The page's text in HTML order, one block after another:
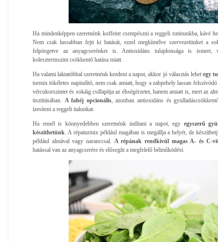
Ha mindenképpen szeretnénk koffeint csempészni a reggeli rutinunkba, kávé
Nem csak lassabban fejti ki hatását, ezzel megkímélve szervezetünket a
felpörgetve az anyagcserénket is. Antioxidáns tulajdonsága is ismert,
koleszterinszint csökkentő hatása miatt.
Ha valami laktatóbbal szeretnénk kezdeni a napot, akkor jó választás lehetegy
turmix tökéletes napindító, nem csak amiatt, hogy a zabpehely lassan
vércukorszintet és sokáig csillapítja az éhségérzetet, hanem amiatt is, mert az
tisztításában.
A fahéj opcionális, azonban antioxidáns és
ízesíteni a reggeli italunkat.
Ha ennél is könnyedebben szeretnénk indítani a napot, egy egyszerű
készíthetünk . A répaturmix például magában is megállja a helyét, de
például almával vagy naranccsal.
A répának rendkívül magas A- és C-
hatással van az anyagcserére és elősegíti a megfelelő bélműködést.